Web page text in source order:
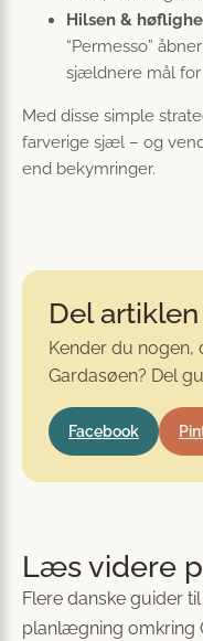
Hilsen &
“Permesso”
sjældnere mål for
Med disse simple
farverige sjæl – og
end bekymringer.
Del artiklen
Kender du
Gardasøen? Del
Facebook
Læs videre
Flere danske guider
planlægning omkring